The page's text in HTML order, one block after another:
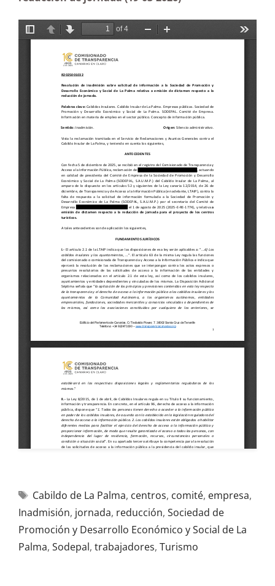
Cabildo de La Palma, centros, comité, empresa,
Inadmisión, jornada, reducción, Sociedad de
Promoción y Desarrollo Económico y Social de La
Palma, Sodepal, trabajadores, Turismo